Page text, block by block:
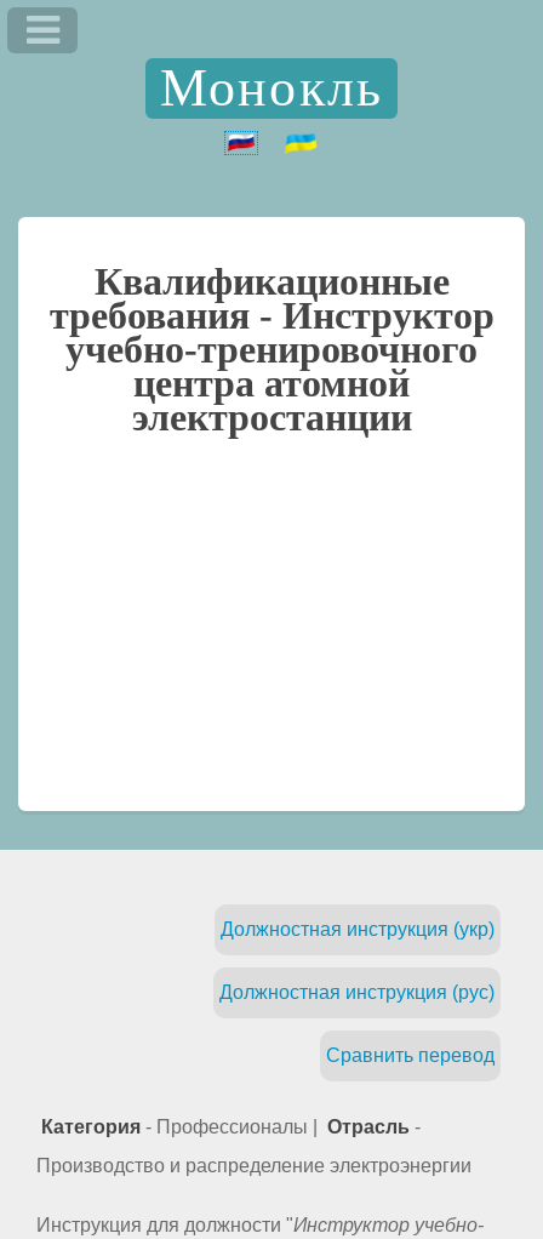
Монокль
Квалификационные
требования - Инструктор
учебно-тренировочного
центра атомной
электростанции
Должностная инструкция (укр)
Должностная инструкция (рус)
Сравнить перевод
Категория - Профессионалы | Отрасль -
Производство и распределение электроэнергии
Инструкция для должности "Инструктор учебно-